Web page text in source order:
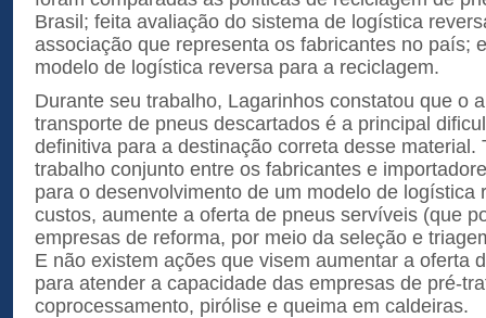
Brasil; feita avaliação do sistema de logística
associação que representa os fabricantes no país;
modelo de logística reversa para a reciclagem.
Durante seu trabalho, Lagarinhos constatou que o
transporte de pneus descartados é a principal
definitiva para a destinação correta desse material.
trabalho conjunto entre os fabricantes e
para o desenvolvimento de um modelo de logística
custos, aumente a oferta de pneus servíveis (que
empresas de reforma, por meio da seleção e
E não existem ações que visem aumentar a oferta
para atender a capacidade das empresas de pré-
coprocessamento, pirólise e queima em caldeiras.